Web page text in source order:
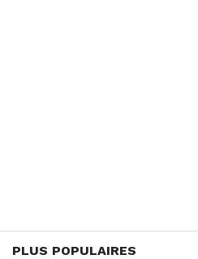
PLUS POPULAIRES